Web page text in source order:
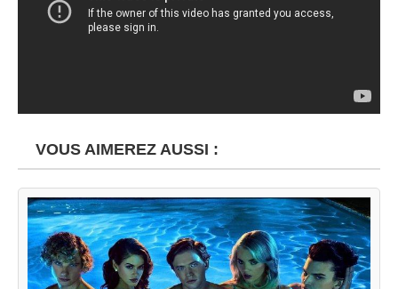
VOUS AIMEREZ AUSSI :